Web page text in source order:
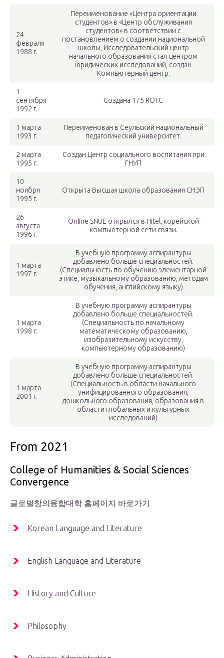
24
февраля
1988 г.
Переименование «Центра ориентации
студентов» в «Центр обслуживания
студентов» в соответствии с
постановлением о создании национальной
школы, Исследовательский центр
начального образования стал центром
юридических исследований, создан
Компьютерный центр.
1
сентября
1992 г.
Создана 175 ROTC
1 марта
1993 г.
Переименован в Сеульский национальный
педагогический университет.
2 марта
1995 г.
Создан Центр социального воспитания при
ГНУП
10
ноября
1995 г.
Открыта Высшая школа образования СНЭП
26
августа
1996 г.
Online SNUE открылся в Hitel, корейской
компьютерной сети связи.
1 марта
1997 г.
В учебную программу аспирантуры
добавлено больше специальностей.
(Специальность по обучению элементарной
этике, музыкальному образованию, методам
обучения, английскому языку)
1 марта
1998 г.
В учебную программу аспирантуры
добавлено больше специальностей.
(Специальность по начальному
математическому образованию,
изобразительному искусству,
компьютерному образованию)
1 марта
2001 г.
В учебную программу аспирантуры
добавлено больше специальностей.
(Специальность в области начального
унифицированного образования,
дошкольного образования, образования в
области глобальных и культурных
исследований)
From 2021
College of Humanities & Social Sciences
Convergence
글로벌창의융합대학 홈페이지 바로가기
Korean Language and Literature
English Language and Literature
History and Culture
Philosophy